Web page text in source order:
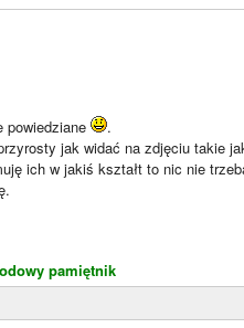
powiedziane
.
jak widać na zdjęciu takie
ich w jakiś kształt to nic nie
pamiętnik